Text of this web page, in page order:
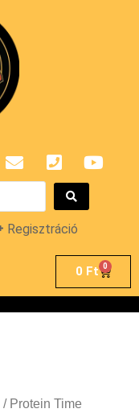
Regisztráció
0 Ft 0
/ Protein Time